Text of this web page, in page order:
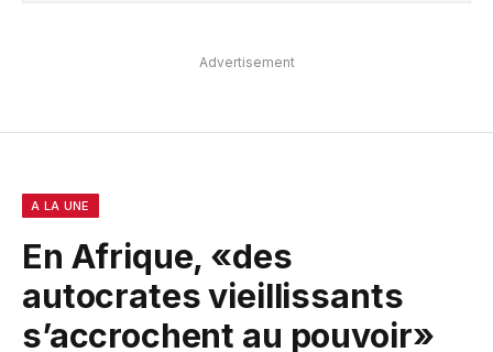
Advertisement
A LA UNE
En Afrique, «des
autocrates vieillissants
s’accrochent au pouvoir»